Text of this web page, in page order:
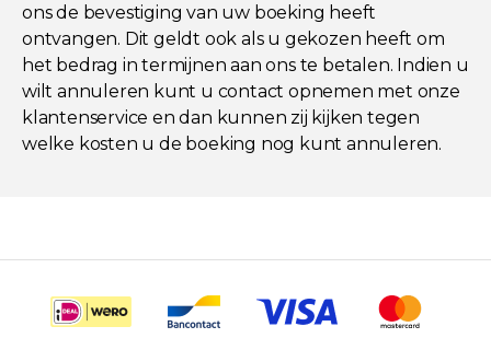
ons de bevestiging van uw boeking heeft
ontvangen. Dit geldt ook als u gekozen heeft om
het bedrag in termijnen aan ons te betalen. Indien u
wilt annuleren kunt u contact opnemen met onze
klantenservice en dan kunnen zij kijken tegen
welke kosten u de boeking nog kunt annuleren.